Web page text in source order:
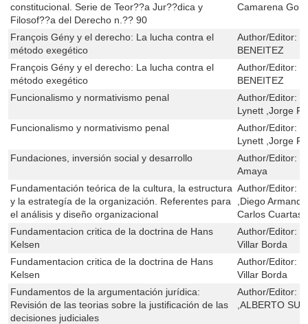
constitucional. Serie de Teor??a Jur??dica y
Filosof??a del Derecho n.?? 90
Camarena
François Gény y el derecho: La lucha contra el
método exegético
Author/Editor:
BENEITEZ
François Gény y el derecho: La lucha contra el
método exegético
Author/Editor:
BENEITEZ
Funcionalismo y normativismo penal
Author/Editor:
Lynett ,Jorge
Funcionalismo y normativismo penal
Author/Editor:
Lynett ,Jorge
Fundaciones, inversión social y desarrollo
Author/Editor:
Amaya
Fundamentación teórica de la cultura, la estructura
y la estrategía de la organización. Referentes para
el análisis y diseño organizacional
Author/Editor:
,Diego
Carlos Cuartas
Fundamentacion critica de la doctrina de Hans
Kelsen
Author/Editor:
Villar Borda
Fundamentacion critica de la doctrina de Hans
Kelsen
Author/Editor:
Villar Borda
Fundamentos de la argumentación jurídica:
Revisión de las teorias sobre la justificación de las
decisiones judiciales
Author/Editor:
,ALBERTO